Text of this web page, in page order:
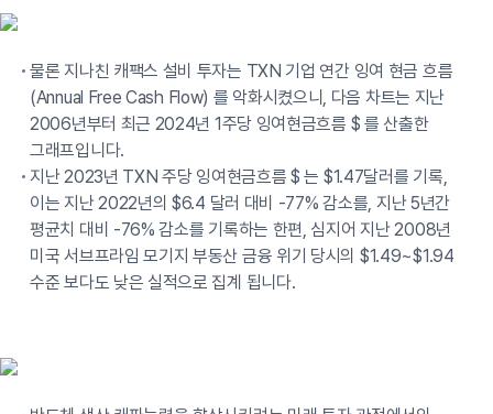
물론 지나친 캐팩스 설비 투자는 TXN 기업 연간 잉여 현금 흐름
(Annual Free Cash Flow) 를 악화시켰으니, 다음 차트는 지난
2006년부터 최근 2024년 1주당 잉여현금흐름 $ 를 산출한
그래프입니다.
지난 2023년 TXN 주당 잉여현금흐름 $ 는 $1.47달러를 기록,
이는 지난 2022년의 $6.4 달러 대비 -77% 감소를, 지난 5년간
평균치 대비 -76% 감소를 기록하는 한편, 심지어 지난 2008년
미국 서브프라임 모기지 부동산 금융 위기 당시의 $1.49~$1.94
수준 보다도 낮은 실적으로 집계 됩니다.